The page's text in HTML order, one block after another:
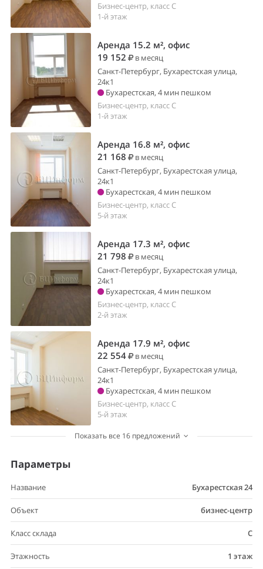
Бизнес-центр, класс C
1-й этаж
Аренда 15.2 м², офис
19 152
в месяц
Санкт-Петербург, Бухарестская улица,
24к1
Бухарестская, 4 мин пешком
Бизнес-центр, класс C
1-й этаж
Аренда 16.8 м², офис
21 168
в месяц
Санкт-Петербург, Бухарестская улица,
24к1
Бухарестская, 4 мин пешком
Бизнес-центр, класс C
5-й этаж
Аренда 17.3 м², офис
21 798
в месяц
Санкт-Петербург, Бухарестская улица,
24к1
Бухарестская, 4 мин пешком
Бизнес-центр, класс C
2-й этаж
Аренда 17.9 м², офис
22 554
в месяц
Санкт-Петербург, Бухарестская улица,
24к1
Бухарестская, 4 мин пешком
Бизнес-центр, класс C
5-й этаж
Показать все 16 предложений
Параметры
Название Бухарестская 24
Объект бизнес-центр
Класс склада C
Этажность 1 этаж